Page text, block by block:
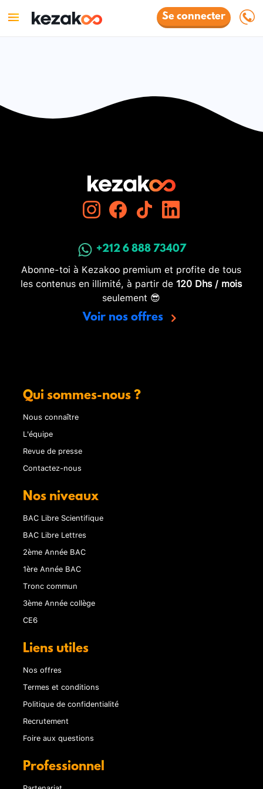
Se connecter
+212 6 888 73407
Abonne-toi à Kezakoo premium et profite de tous
les contenus en illimité, à partir de 120 Dhs / mois
seulement 😎
Voir nos offres
Qui sommes-nous ?
Nous connaître
L'équipe
Revue de presse
Contactez-nous
Nos niveaux
BAC Libre Scientifique
BAC Libre Lettres
2ème Année BAC
1ère Année BAC
Tronc commun
3ème Année collège
CE6
Liens utiles
Nos offres
Termes et conditions
Politique de confidentialité
Recrutement
Foire aux questions
Professionnel